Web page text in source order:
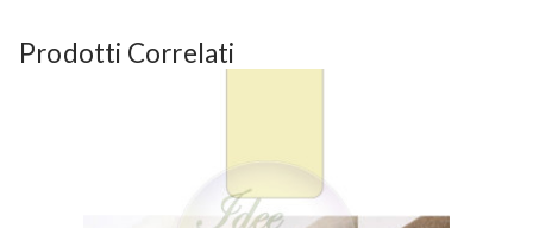
Prodotti Correlati